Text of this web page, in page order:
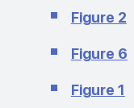
Figure 2
Figure 6
Figure 1